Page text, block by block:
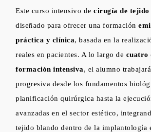
Este curso intensivo decirugía de tejido
diseñado para ofrecer una formación
práctica y clínica, basada en la
reales en pacientes. A lo largo de cuatro
formación intensiva, el alumno
progresiva desde los fundamentos
planificación quirúrgica hasta la
avanzadas en el sector estético,
tejido blando dentro de la implantología